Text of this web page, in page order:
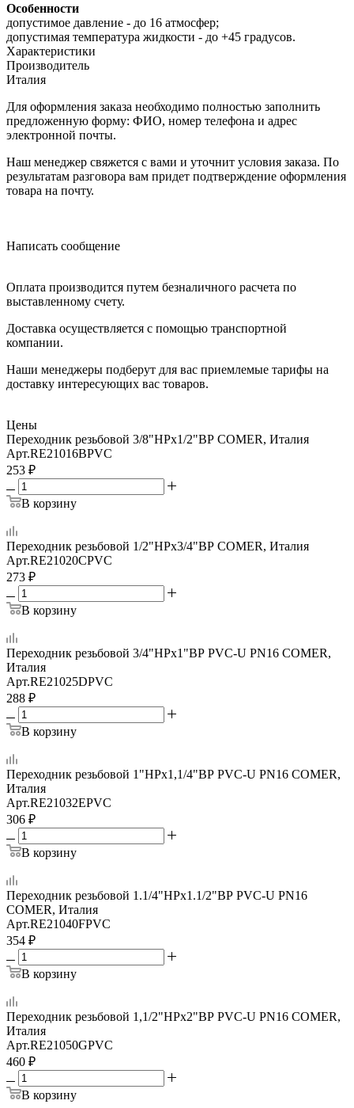
Особенности
допустимое давление - до 16 атмосфер;
допустимая температура жидкости - до +45 градусов.
Характеристики
Производитель
Италия
Для оформления заказа необходимо полностью заполнить
предложенную форму: ФИО, номер телефона и адрес
электронной почты.
Наш менеджер свяжется с вами и уточнит условия заказа. По
результатам разговора вам придет подтверждение оформления
товара на почту.
Написать сообщение
Оплата производится путем безналичного расчета по
выставленному счету.
Доставка осуществляется с помощью транспортной
компании.
Наши менеджеры подберут для вас приемлемые тарифы на
доставку интересующих вас товаров.
Цены
Переходник резьбовой 3/8"НРх1/2"ВР COMER, Италия
Арт.RE21016BPVC
253 ₽
В корзину
Переходник резьбовой 1/2"НРх3/4"ВР COMER, Италия
Арт.RE21020CPVC
273 ₽
В корзину
Переходник резьбовой 3/4"НРх1"ВР PVC-U PN16 COMER,
Италия
Арт.RE21025DPVC
288 ₽
В корзину
Переходник резьбовой 1"НРх1,1/4"ВР PVC-U PN16 COMER,
Италия
Арт.RE21032EPVC
306 ₽
В корзину
Переходник резьбовой 1.1/4"НРх1.1/2"ВР PVC-U PN16
COMER, Италия
Арт.RE21040FPVC
354 ₽
В корзину
Переходник резьбовой 1,1/2"НРх2"ВР PVC-U PN16 COMER,
Италия
Арт.RE21050GPVC
460 ₽
В корзину